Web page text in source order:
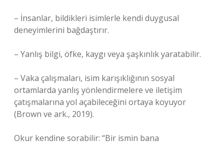
– İnsanlar, bildikleri isimlerle kendi duygusal
deneyimlerini bağdaştırır.
– Yanlış bilgi, öfke, kaygı veya şaşkınlık yaratabilir.
– Vaka çalışmaları, isim karışıklığının sosyal
ortamlarda yanlış yönlendirmelere ve iletişim
çatışmalarına yol açabileceğini ortaya koyuyor
(Brown ve ark., 2019).
Okur kendine sorabilir: “Bir ismin bana